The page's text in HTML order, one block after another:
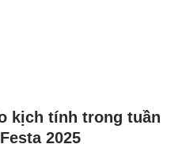
kịch tính trong tuần
2025